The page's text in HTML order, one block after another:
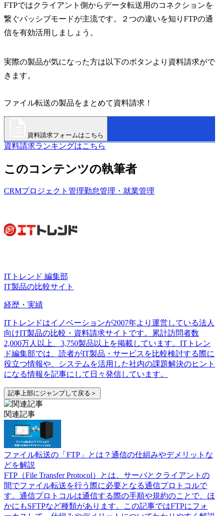
FTPではクライアント側からデータ転送用のコネクションを
繋ぐパッシブモードが主流です。２つの違いを知りFTPの通
信を有効活用しましょう。
実際の製品が気になった方は以下のボタンより資料請求がで
きます。
ファイル転送の製品をまとめて資料請求！
資料請求フォームはこちら
資料請求ランキングはこちら
このコンテンツの執筆者
CRMプロジェクト管理勤怠管理・就業管理
ITトレンド 編集部
IT製品の比較サイト
経歴・実績
ITトレンドはイノベーションが2007年より運営している法人
向けIT製品の比較・資料請求サイトです。累計訪問者数
2,000万人以上、3,750製品以上を掲載しています。ITトレン
ド編集部では、読者がIT製品・サービスを比較検討する際に
役立つ情報や、システムを活用した社内の課題解決のヒント
になる情報を記事にして日々発信しています。
記事上部にジャンプして戻る＞
関連記事
ファイル転送の「FTP」とは？通信の仕組みやデメリットな
どを解説
FTP（File Transfer Protocol）とは、サーバとクライアントの
間でファイル転送を行う際に必要となる通信プロトコルで
す。通信プロトコルは通信する際の手順や規約のことで、ほ
かにもSFTPなど種類があります。この記事ではFTPにフォ